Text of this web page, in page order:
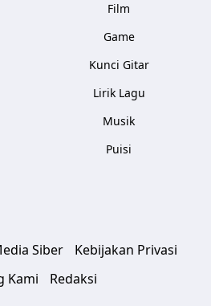
Film
Game
Kunci Gitar
Lirik Lagu
Musik
Puisi
Siber
Kebijakan Privasi
Kami
Redaksi